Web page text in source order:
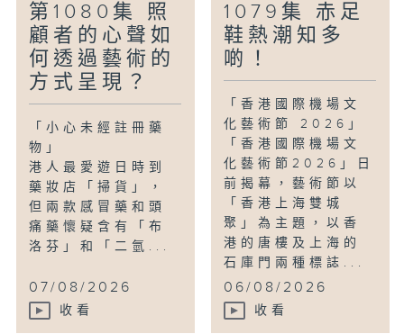
第1080集 照
顧者的心聲如
何透過藝術的
方式呈現？
「小心未經註冊藥
物」
港人最愛遊日時到
藥妝店「掃貨」，
但兩款感冒藥和頭
痛藥懷疑含有「布
洛芬」和「二氫...
07/08/2026
收看
1079集 赤足
鞋熱潮知多
啲！
「香港國際機場文
化藝術節 2026」
「香港國際機場文
化藝術節2026」日
前揭幕，藝術節以
「香港上海雙城
聚」為主題，以香
港的唐樓及上海的
石庫門兩種標誌...
06/08/2026
收看